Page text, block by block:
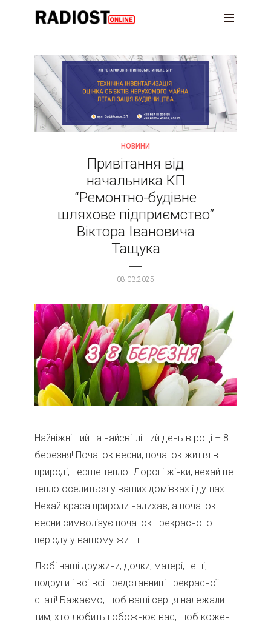
НОВИНИ
Привітання від
начальника КП
“Ремонтно-будівне
шляхове підприємство”
Віктора Івановича
Тащука
08.03.2025
Найніжніший та найсвітліший день в році – 8
березня! Початок весни, початок життя в
природі, перше тепло. Дорогі жінки, нехай це
тепло оселиться у ваших домівках і душах.
Нехай краса природи надихає, а початок
весни символізує початок прекрасного
періоду у вашому житті!
Любі наші дружини, дочки, матері, тещі,
подруги і всі-всі представниці прекрасної
статі! Бажаємо, щоб ваші серця належали
тим, хто любить і обожнює вас, щоб кожен